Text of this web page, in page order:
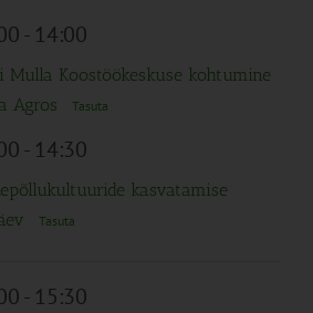
- 14:00
Mulla Koostöökeskuse kohtumine
Agros
Tasuta
- 14:30
kasvatamise
Tasuta
- 15:30